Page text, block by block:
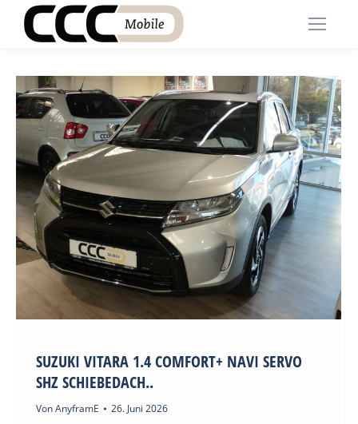
SUZUKI VITARA 1.4 COMFORT+ NAVI SERVO
SHZ SCHIEBEDACH..
VonAnyframE 26. Juni 2026